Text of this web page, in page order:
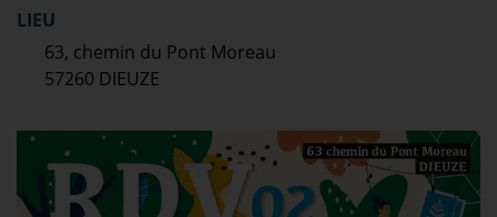
LIEU
63, chemin du Pont Moreau
57260 DIEUZE